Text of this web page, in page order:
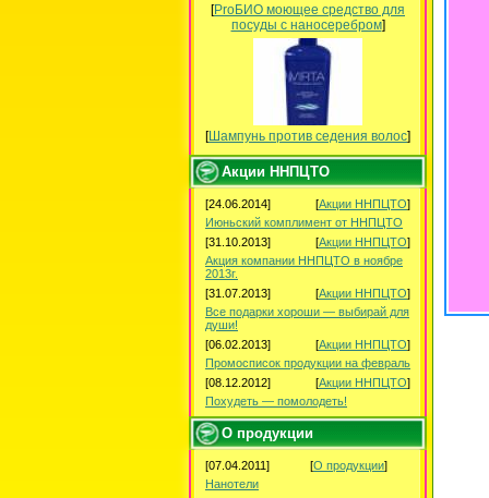
[ProБИО моющее средство для
посуды c наносеребром]
[Шампунь против седения волос]
Акции ННПЦТО
[24.06.2014] [Акции ННПЦТО]
Июньский комплимент от ННПЦТО
[31.10.2013]
[Акции ННПЦТО]
Акция компании ННПЦТО в ноябре
2013г.
[31.07.2013]
[Акции ННПЦТО]
Все подарки хороши — выбирай для
души!
[06.02.2013]
[Акции ННПЦТО]
Промосписок продукции на февраль
[08.12.2012]
[Акции ННПЦТО]
Похудеть — помолодеть!
О продукции
[07.04.2011] [О продукции]
Нанотели